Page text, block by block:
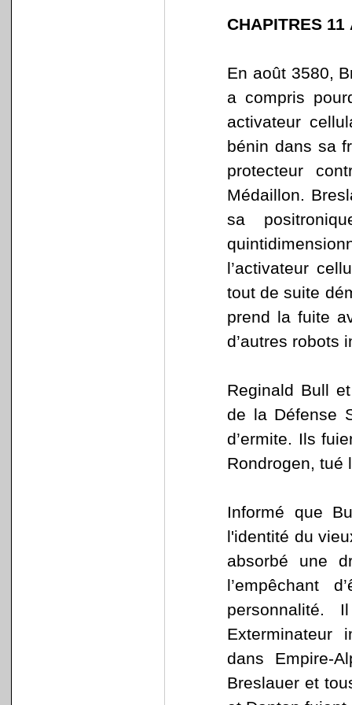
CHAPITRES 11
En août 3580,
a compris
activateur
bénin dans sa
protecteur
Médaillon.
sa
l’activateur
tout de suite
prend la fuite
d’autres robots
Reginald Bull
de la Défense
d’ermite. Ils
Rondrogen, tué
Informé que
l'identité du
absorbé une
l’empêchant
personnalité.
Exterminateur
dans Empire-
Breslauer et